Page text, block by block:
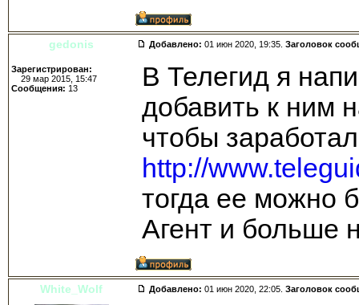
gedonis Добавлено: 01 июн 2020, 19:35. Заголовок
Зарегистрирован:
29 мар 2015, 15:47
Сообщения: 13
В Телегид я
добавить к ним
чтобы
http://
тогда ее можно
Агент и больше
White_Wolf Добавлено: 01 июн 2020, 22:05. Заголовок